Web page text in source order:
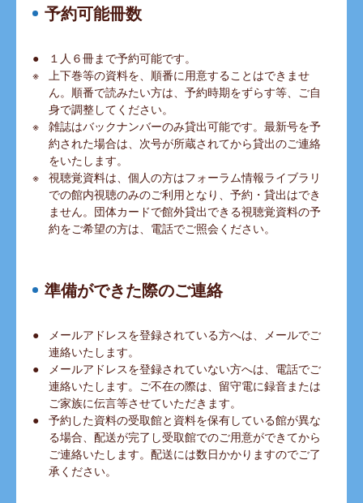
予約可能冊数
１人６冊まで予約可能です。
上下巻等の資料を、順番に用意することはできませ
ん。順番で読みたい方は、予約時期をずらす等、ご自
身で調整してください。
雑誌はバックナンバーのみ貸出可能です。最新号を予
約された場合は、次号が所蔵されてから貸出のご連絡
をいたします。
視聴覚資料は、個人の方はフォーラム情報ライブラリ
での館内視聴のみのご利用となり、予約・貸出はでき
ません。団体カードで館外貸出できる視聴覚資料の予
約をご希望の方は、電話でご照会ください。
準備ができた際のご連絡
メールアドレスを登録されている方へは、メールでご
連絡いたします。
メールアドレスを登録されていない方へは、電話でご
連絡いたします。ご不在の際は、留守電に録音または
ご家族に伝言等させていただきます。
予約した資料の受取館と資料を保有している館が異な
る場合、配送が完了し受取館でのご用意ができてから
ご連絡いたします。配送には数日かかりますのでご了
承ください。